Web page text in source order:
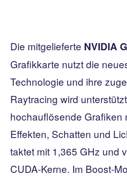
Die mitgelieferte NVIDIA
Grafikkarte nutzt die
Technologie und ihre
Raytracing wird
hochauflösende Grafiken
Effekten, Schatten und
taktet mit 1,365 GHz und
CUDA-Kerne. Im Boost-